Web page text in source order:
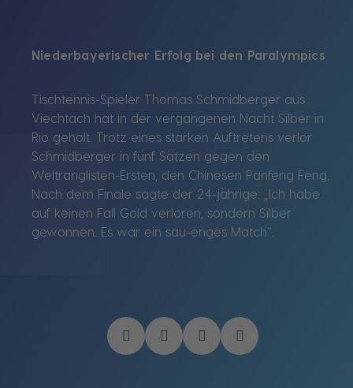
Niederbayerischer Erfolg bei den Paralympics
Tischtennis-Spieler Thomas Schmidberger aus
Viechtach hat in der vergangenen Nacht Silber in
Rio geholt. Trotz eines starken Auftretens verlor
Schmidberger in fünf Sätzen gegen den
Weltranglisten-Ersten, den Chinesen Panfeng Feng.
Nach dem Finale sagte der 24-jährige: „Ich habe
auf keinen Fall Gold verloren, sondern Silber
gewonnen. Es war ein sau-enges Match“.